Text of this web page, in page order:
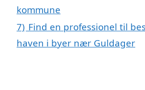
kommune
7) Find en professionel til
haven i byer nær Guldager